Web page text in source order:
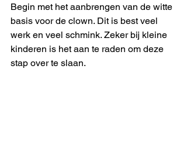
Begin met het aanbrengen van de witte
basis voor de clown. Dit is best veel
werk en veel schmink. Zeker bij kleine
kinderen is het aan te raden om deze
stap over te slaan.